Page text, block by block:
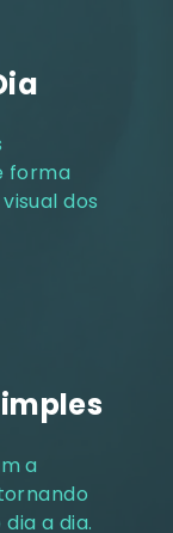
forma
dos
a
a dia.